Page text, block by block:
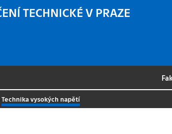
TECHNICKÉ V PRAZE
Technika vysokých napětí